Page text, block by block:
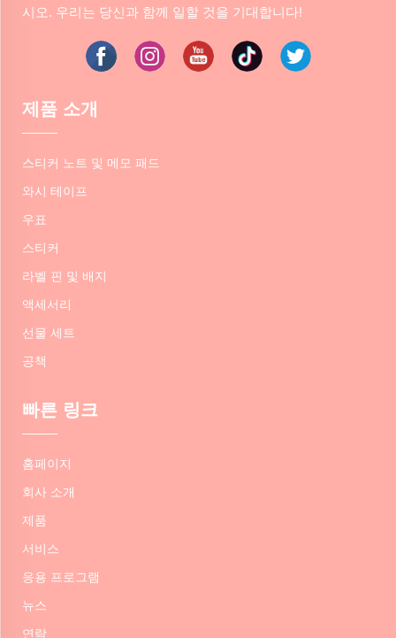
시오. 우리는 당신과 함께 일할 것을 기대합니다!
제품 소개
스티커 노트 및 메모 패드
와시 테이프
우표
스티커
라벨 핀 및 배지
액세서리
선물 세트
공책
빠른 링크
홈페이지
회사 소개
제품
서비스
응용 프로그램
뉴스
연락